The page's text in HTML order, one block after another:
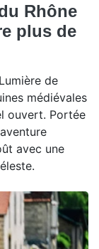
Rhône
plus de
de
médiévales
ouvert. Portée
avec une